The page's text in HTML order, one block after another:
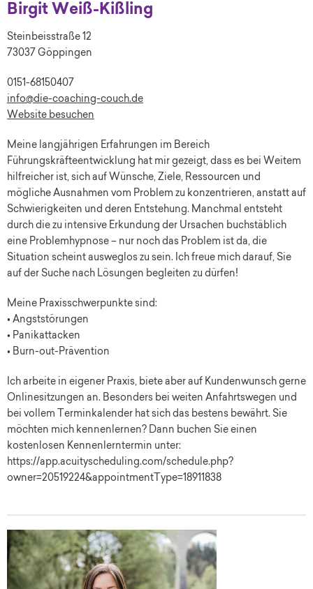
Birgit Weiß-Kißling
Steinbeisstraße 12
73037 Göppingen
0151-68150407
info@die-coaching-couch.de
Website besuchen
Meine langjährigen Erfahrungen im Bereich
Führungskräfteentwicklung hat mir gezeigt, dass es bei Weitem
hilfreicher ist, sich auf Wünsche, Ziele, Ressourcen und
mögliche Ausnahmen vom Problem zu konzentrieren, anstatt auf
Schwierigkeiten und deren Entstehung. Manchmal entsteht
durch die zu intensive Erkundung der Ursachen buchstäblich
eine Problemhypnose – nur noch das Problem ist da, die
Situation scheint ausweglos zu sein. Ich freue mich darauf, Sie
auf der Suche nach Lösungen begleiten zu dürfen!
Meine Praxisschwerpunkte sind:
• Angststörungen
• Panikattacken
• Burn-out-Prävention
Ich arbeite in eigener Praxis, biete aber auf Kundenwunsch gerne
Onlinesitzungen an. Besonders bei weiten Anfahrtswegen und
bei vollem Terminkalender hat sich das bestens bewährt. Sie
möchten mich kennenlernen? Dann buchen Sie einen
kostenlosen Kennenlerntermin unter:
https://app.acuityscheduling.com/schedule.php?
owner=20519224&appointmentType=18911838